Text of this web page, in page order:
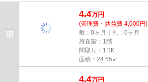
できます。福岡市東区エリア...
4.4万円
(管理費・共益費 4,000円)
敷：0ヶ月｜礼：0ヶ月
所在階：1階
間取り：1DK
面積：24.65㎡
4.4万円